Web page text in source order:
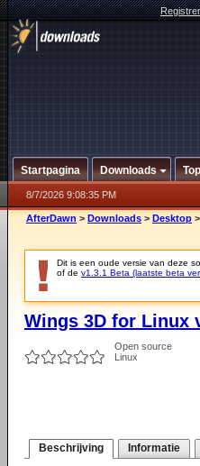
Startpagina Downloads
8/7/2026 9:08:35 PM
AfterDawn > Downloads > Desktop >
Dit is een oude versie van deze
of de v1.3.1 Beta (laatste beta
Wings 3D for Linux
Open source
Linux
Beschrijving Informatie